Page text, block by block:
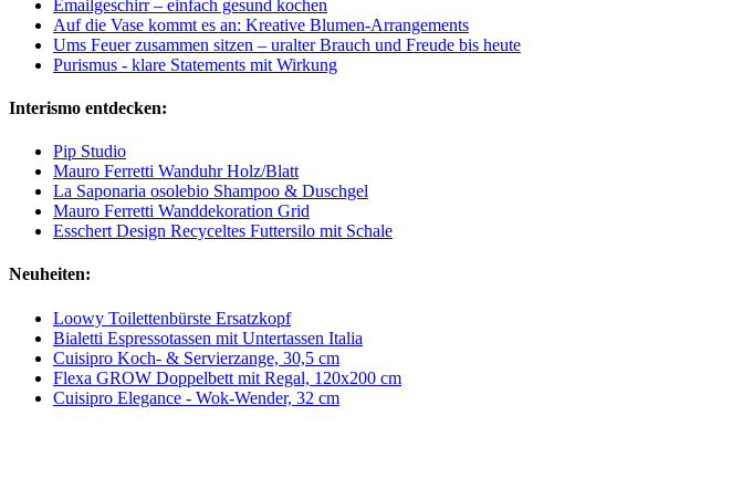
Emailgeschirr – einfach gesund kochen
Auf die Vase kommt es an: Kreative Blumen-Arrangements
Ums Feuer zusammen sitzen – uralter Brauch und Freude bis heute
Purismus - klare Statements mit Wirkung
Interismo entdecken:
Pip Studio
Mauro Ferretti Wanduhr Holz/Blatt
La Saponaria osolebio Shampoo & Duschgel
Mauro Ferretti Wanddekoration Grid
Esschert Design Recyceltes Futtersilo mit Schale
Neuheiten:
Loowy Toilettenbürste Ersatzkopf
Bialetti Espressotassen mit Untertassen Italia
Cuisipro Koch- & Servierzange, 30,5 cm
Flexa GROW Doppelbett mit Regal, 120x200 cm
Cuisipro Elegance - Wok-Wender, 32 cm